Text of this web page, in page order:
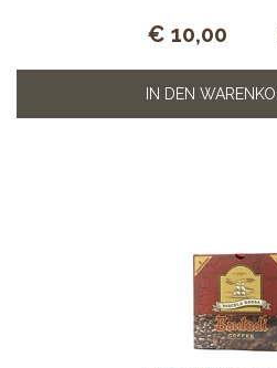
€ 10,00
IN DEN